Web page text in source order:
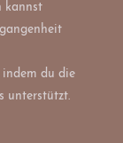
kannst
indem du die
unterstützt.